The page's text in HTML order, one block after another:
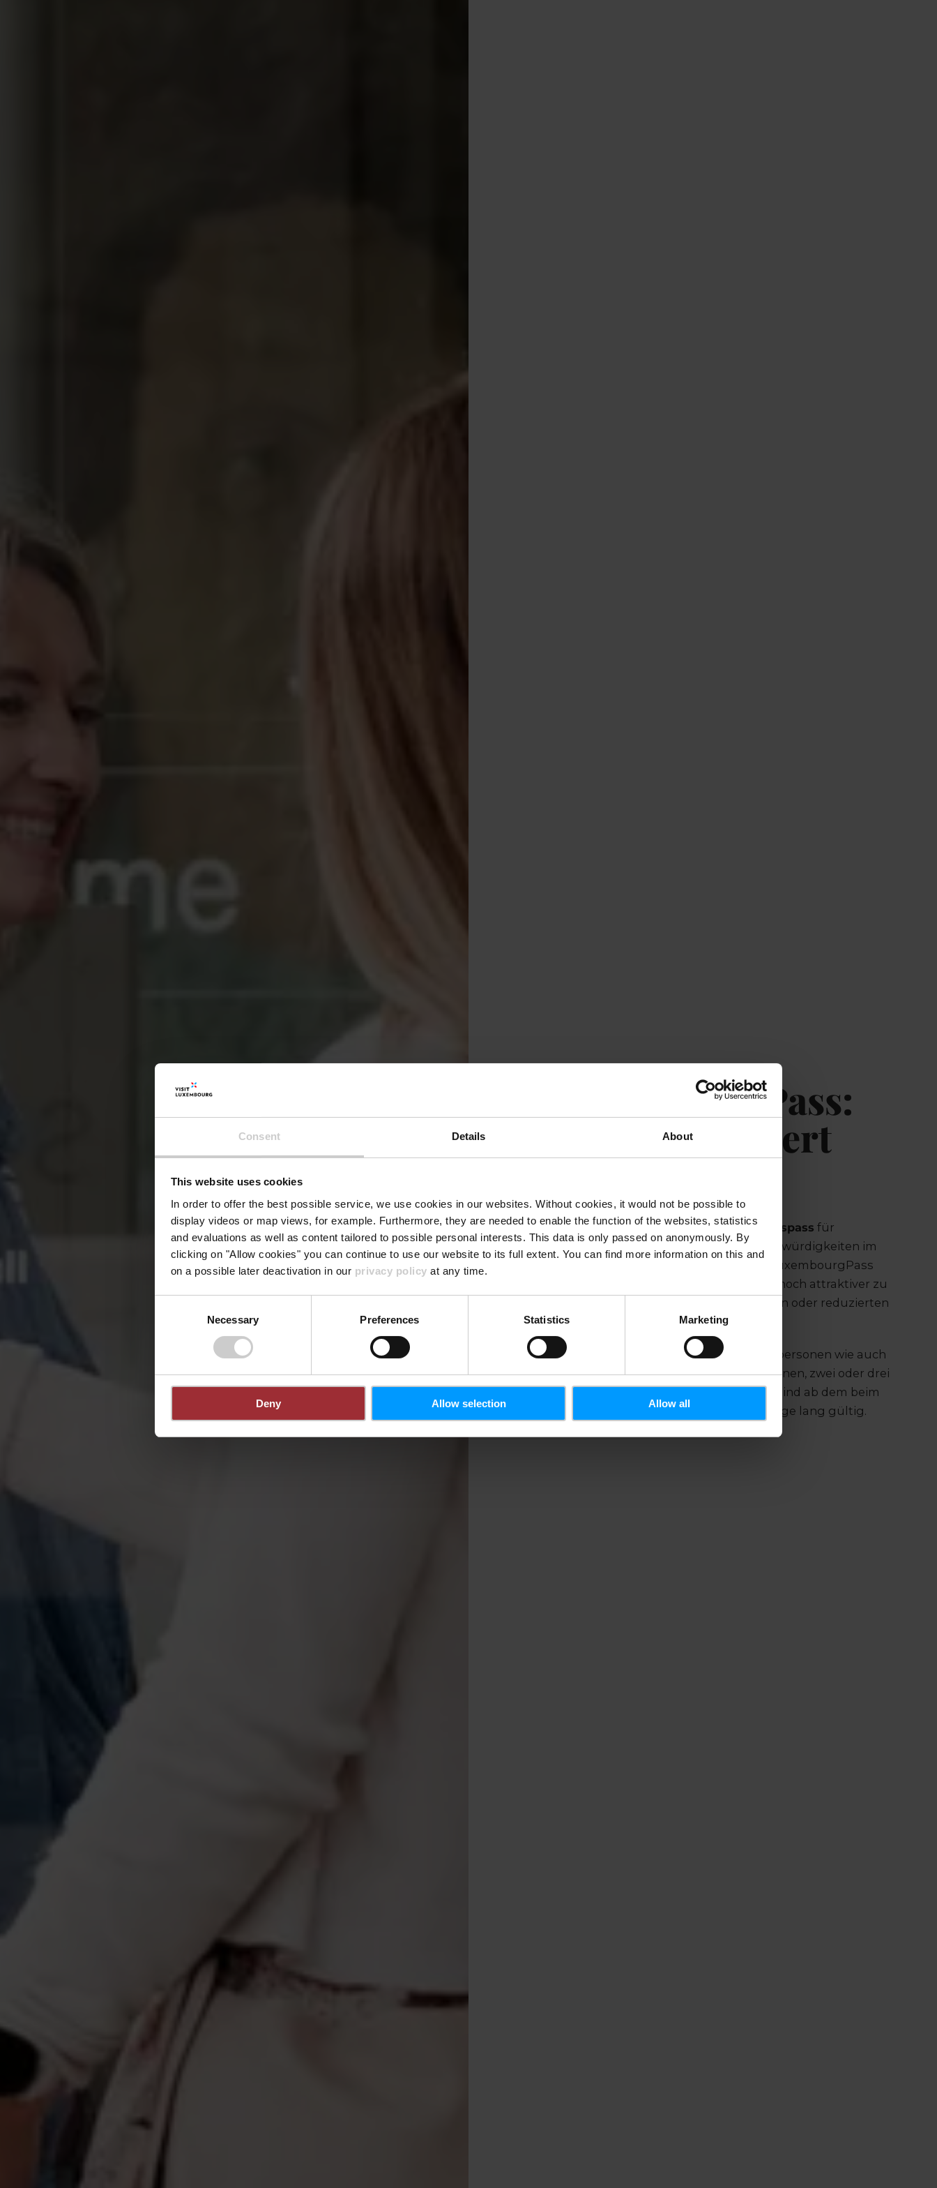
Consent Details About
This website uses cookies
In order to offer the best possible service, we use cookies in our websites. Without cookies, it would not be possible to
display videos or map views, for example. Furthermore, they are needed to enable the function of the websites, statistics
and evaluations as well as content tailored to possible personal interests. This data is only passed on anonymously. By
clicking on "Allow cookies" you can continue to use our website to its full extent. You can find more information on this and
on a possible later deactivation in our privacy policy at any time.
Necessary Preferences Statistics Marketing
Deny Allow selection Allow all
LuxembourgPass:
echter Mehrwert
für Ihre Gäste
Der LuxembourgPass ist einVorteilspass für
zahlreiche Attraktionen und Sehenswürdigkeiten im
Großherzogtum Luxemburg. Der LuxembourgPass
hilft, den Aufenthalt in Luxemburg noch attraktiver zu
gestalten. Er ermöglicht kostenlosen oder reduzierten
Der LuxembourgPass ist für Einzelpersonen wie auch
für Gruppen erhältlich. Er wird für einen, zwei oder drei
Tage angeboten. Mehrtagespässe sind ab dem beim
Kauf gewählten Reisedatum 365 Tage lang gültig.